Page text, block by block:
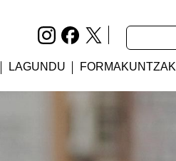
BILATU
LAGUNDU FORMAKUNTZAK